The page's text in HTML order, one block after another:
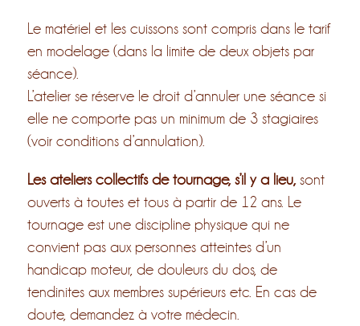
Le matériel et les cuissons sont compris dans le tarif
en modelage (dans la limite de deux objets par
séance).
L’atelier se réserve le droit d’annuler une séance si
elle ne comporte pas un minimum de 3 stagiaires
(voir conditions d’annulation).
Les ateliers collectifs de tournage, s’il y a lieu,sont
ouverts à toutes et tous à partir de 12 ans. Le
tournage est une discipline physique qui ne
convient pas aux personnes atteintes d’un
handicap moteur, de douleurs du dos, de
tendinites aux membres supérieurs etc. En cas de
doute, demandez à votre médecin.